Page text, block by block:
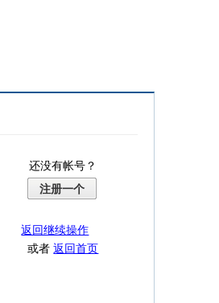
还没有帐号？
注册一个
返回继续操作
或者返回首页